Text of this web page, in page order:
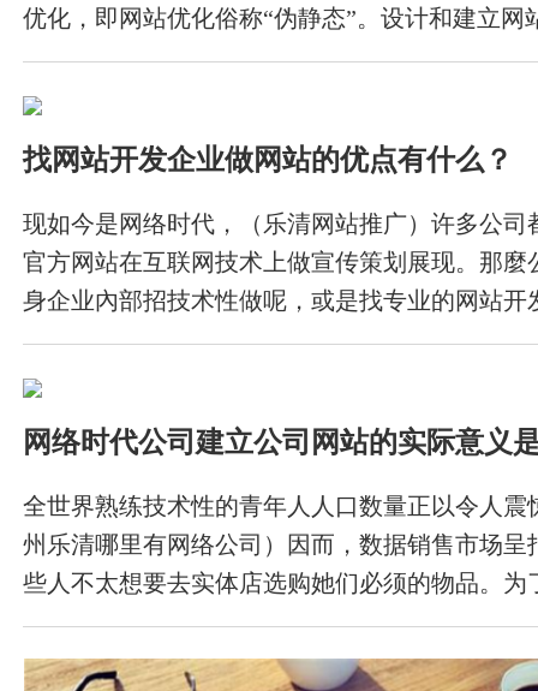
优化，即网站优化俗称“伪静态”。设计和建立网
是与全球分享您的想法和观点的好方法，全力以
找网站开发企业做网站的优点有什么？
现如今是网络时代，（乐清网站推广）许多公司
官方网站在互联网技术上做宣传策划展现。那麼
身企业內部招技术性做呢，或是找专业的网站开
儿让我提议朋友们技术专业的网站开发企业比较
大伙说说。
网络时代公司建立公司网站的实际意义
全世界熟练技术性的青年人人口数量正以令人震
州乐清哪里有网络公司​）因而，数据销售市场呈
些人不太想要去实体店选购她们必须的物品。为
售市场，必须创建一个网站，在这儿大家能够互
互动交流，作出知情人的消费行为。